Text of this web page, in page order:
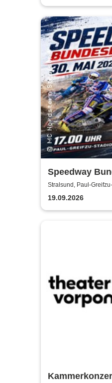
Speedway
Nordstern
Stralsund, Paul-
19.09.2026